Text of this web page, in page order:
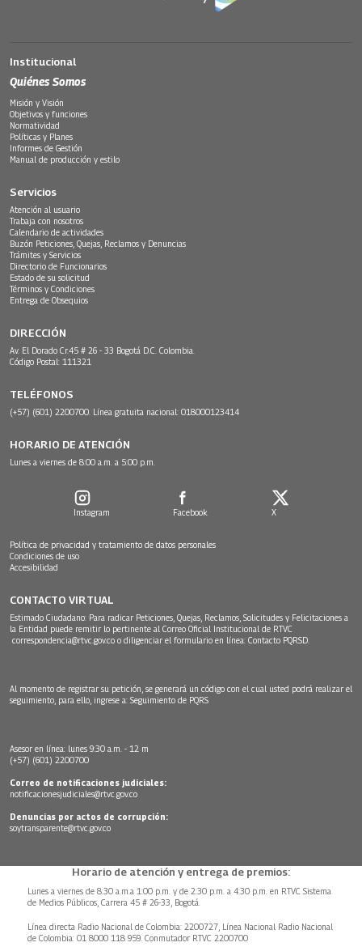
Institucional
Quiénes Somos
Misión y Visión
Objetivos y funciones
Normatividad
Políticas y Planes
Informes de Gestión
Manual de producción y estilo
Servicios
Atención al usuario
Trabaja con nosotros
Calendario de actividades
Buzón Peticiones, Quejas, Reclamos y Denuncias
Trámites y Servicios
Directorio de Funcionarios
Estado de su solicitud
Términos y Condiciones
Entrega de Obsequios
DIRECCIÓN
Av. El Dorado Cr.45 # 26 - 33 Bogotá D.C. Colombia.
Código Postal: 111321
TELÉFONOS
(+57) (601) 2200700. Línea gratuita nacional: 018000123414
HORARIO DE ATENCIÓN
Lunes a viernes de 8:00 a.m. a 5:00 p.m.
Instagram Facebook X
Política de privacidad y tratamiento de datos personales
Condiciones de uso
Accesibilidad
CONTACTO VIRTUAL
Estimado Ciudadano: Para radicar Peticiones, Quejas, Reclamos, Solicitudes y Felicitaciones a
la Entidad puede remitir lo pertinente al Correo Oficial Institucional de RTVC
correspondencia@rtvc.gov.co o diligenciar el formulario en línea: Contacto PQRSD.
Al momento de registrar su petición, se generará un código con el cual usted podrá realizar el
seguimiento, para ello, ingrese a: Seguimiento de PQRS
Asesor en línea: lunes 9:30 a.m. - 12 m
(+57) (601) 2200700
Correo de notificaciones judiciales:
notificacionesjudiciales@rtvc.gov.co
Denuncias por actos de corrupción:
soytransparente@rtvc.gov.co
Horario de atención y entrega de premios:
Lunes a viernes de 8:30 a.m.a 1:00 p.m. y de 2:30 p.m. a 4:30 p.m. en RTVC Sistema
de Medios Públicos, Carrera 45 # 26-33, Bogotá.
Línea directa Radio Nacional de Colombia: 2200727, Línea Nacional Radio Nacional
de Colombia: 01 8000 118 959. Conmutador RTVC 2200700